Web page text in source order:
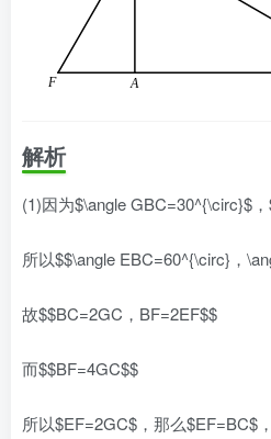
解析
(1)因为$\angle GBC=30^{\circ}$
所以$$\angle EBC=60^{\circ}，
故$$BC=2GC，BF=2EF$$
而$$BF=4GC$$
所以$EF=2GC$，那么$EF=BC$